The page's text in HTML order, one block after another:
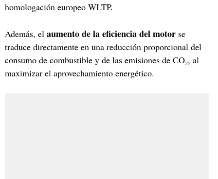
homologación europeo WLTP.
Además, el aumento de la eficiencia del motor se
traduce directamente en una reducción proporcional del
consumo de combustible y de las emisiones de CO₂, al
maximizar el aprovechamiento energético.